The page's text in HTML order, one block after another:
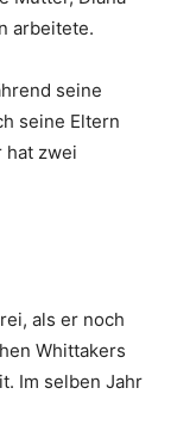
arbeitete.
seine
seine Eltern
hat zwei
als er noch
Whittakers
Im selben Jahr